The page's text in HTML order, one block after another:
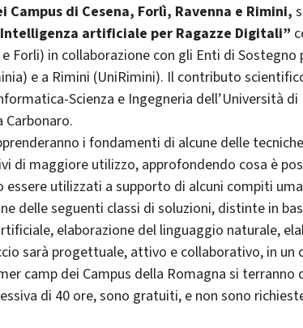
Campus di Cesena, Forlì, Ravenna e Rimini,
artificiale per Ragazze Digitali”
e Forli) in collaborazione con gli Enti di Sostegno
e a Rimini (UniRimini). Il contributo
Scienza e Ingegneria dell’Università
Carbonaro.
i fondamenti di alcune delle
di maggiore utilizzo, approfondendo cosa è
essere utilizzati a supporto di alcuni compiti
delle seguenti classi di soluzioni, distinte in
elaborazione del linguaggio naturale,
sarà progettuale, attivo e collaborativo, in
camp dei Campus della Romagna si terranno
di 40 ore, sono gratuiti, e non sono